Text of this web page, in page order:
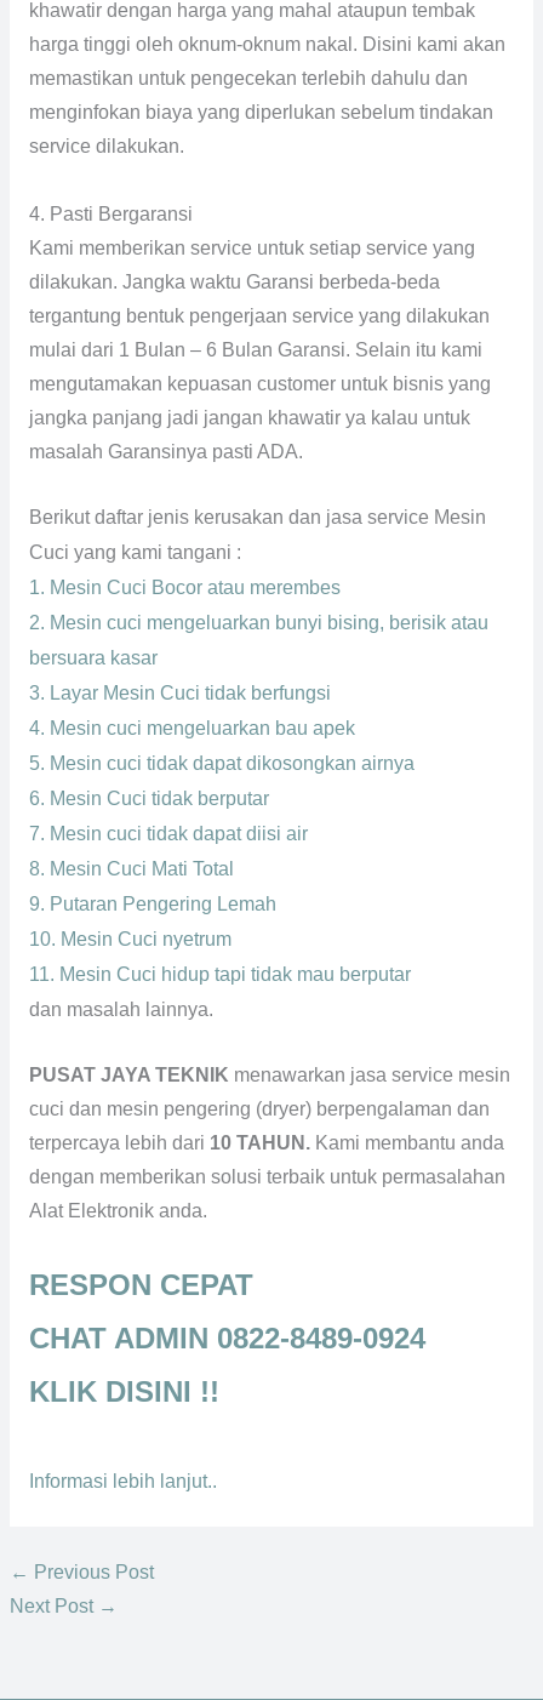
khawatir dengan harga yang mahal ataupun tembak
harga tinggi oleh oknum-oknum nakal. Disini kami akan
memastikan untuk pengecekan terlebih dahulu dan
menginfokan biaya yang diperlukan sebelum tindakan
service dilakukan.
4. Pasti Bergaransi
Kami memberikan service untuk setiap service yang
dilakukan. Jangka waktu Garansi berbeda-beda
tergantung bentuk pengerjaan service yang dilakukan
mulai dari 1 Bulan – 6 Bulan Garansi. Selain itu kami
mengutamakan kepuasan customer untuk bisnis yang
jangka panjang jadi jangan khawatir ya kalau untuk
masalah Garansinya pasti ADA.
Berikut daftar jenis kerusakan dan jasa service Mesin
Cuci yang kami tangani :
1. Mesin Cuci Bocor atau merembes
2. Mesin cuci mengeluarkan bunyi bising, berisik atau
bersuara kasar
3. Layar Mesin Cuci tidak berfungsi
4. Mesin cuci mengeluarkan bau apek
5. Mesin cuci tidak dapat dikosongkan airnya
6. Mesin Cuci tidak berputar
7. Mesin cuci tidak dapat diisi air
8. Mesin Cuci Mati Total
9. Putaran Pengering Lemah
10. Mesin Cuci nyetrum
11. Mesin Cuci hidup tapi tidak mau berputar
dan masalah lainnya.
PUSAT JAYA TEKNIK menawarkan jasa service mesin
cuci dan mesin pengering (dryer) berpengalaman dan
terpercaya lebih dari 10 TAHUN.Kami membantu anda
dengan memberikan solusi terbaik untuk permasalahan
Alat Elektronik anda.
RESPON CEPAT
CHAT ADMIN 0822-8489-0924
KLIK DISINI !!
Informasi lebih lanjut..
← Previous Post
Next Post →